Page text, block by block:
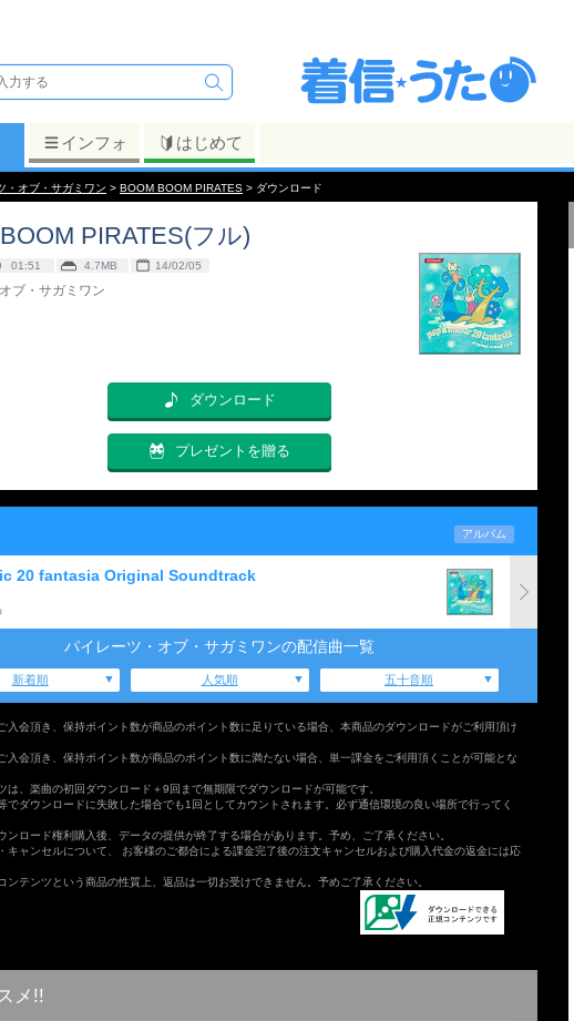
インフォ はじめて
・オブ・サガミワン > BOOM BOOM PIRATES > ダウンロード
PIRATES(フル)
01:51 4.7MB 14/02/05
ブ・サガミワン
ダウンロード
プレゼントを贈る
アルバム
20 fantasia Original Soundtrack
パイレーツ・オブ・サガミワンの配信曲一覧
新着順 人気順 五十音順
入会頂き、保持ポイント数が商品のポイント数に足りている場合、本商品のダウンロードがご利用頂け
入会頂き、保持ポイント数が商品のポイント数に満たない場合、単一課金をご利用頂くことが可能とな
は、楽曲の初回ダウンロード＋9回まで無期限でダウンロードが可能です。
でダウンロードに失敗した場合でも1回としてカウントされます。必ず通信環境の良い場所で行ってく
ンロード権利購入後、データの提供が終了する場合があります。予め、ご了承ください。
キャンセルについて、 お客様のご都合による課金完了後の注文キャンセルおよび購入代金の返金には応
ンテンツという商品の性質上、返品は一切お受けできません。予めご了承ください。
メ!!